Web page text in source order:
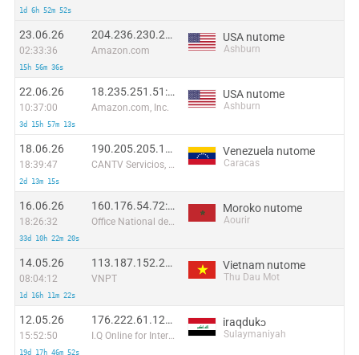
1d 6h 52m 52s
23.06.26
02:33:36
15h 56m 36s
204.236.230.255:41849
Amazon.com
USA nutome
Ashburn
22.06.26
10:37:00
3d 15h 57m 13s
18.235.251.51:23125
Amazon.com, Inc.
USA nutome
Ashburn
18.06.26
18:39:47
2d 13m 15s
190.205.205.177:48856
CANTV Servicios, Venezuela
Venezuela nutome
Caracas
16.06.26
18:26:32
33d 10h 22m 20s
160.176.54.72:57542
Office National des Postes et Telecommunications ONPT (Maroc Telecom) / IAM
Moroko nutome
Aourir
14.05.26
08:04:12
1d 16h 11m 22s
113.187.152.205:40910
VNPT
Vietnam nutome
Thu Dau Mot
12.05.26
15:52:50
19d 17h 46m 52s
176.222.61.120:20756
I.Q Online for Internet Services and Communications LLC
iraqdukɔ
Sulaymaniyah